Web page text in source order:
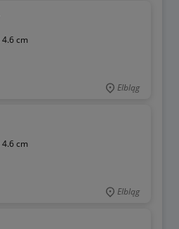
4.6 cm
Elbląg
4.6 cm
Elbląg